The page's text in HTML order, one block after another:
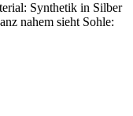
Synthetik in Silber
nahem sieht Sohle: